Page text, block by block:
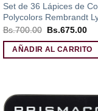
Set de 36 Lápices de
Polycolors Rembrandt
Bs.700.00 El
original
era:
Bs.675.00El
es:
AÑADIR AL CARRITO